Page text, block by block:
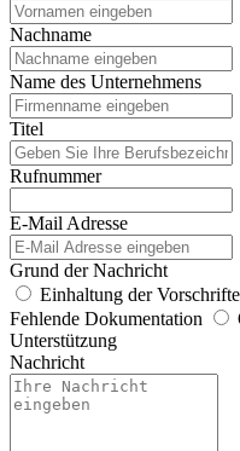
Nachname
Name des Unternehmens
Titel
Rufnummer
E-Mail Adresse
Grund der Nachricht
Einhaltung der
Fehlende Dokumentation
Unterstützung
Nachricht